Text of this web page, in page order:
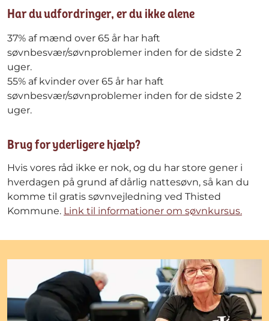
Har du udfordringer, er du ikke alene
37% af mænd over 65 år har haft
søvnbesvær/søvnproblemer inden for de sidste 2
uger.
55% af kvinder over 65 år har haft
søvnbesvær/søvnproblemer inden for de sidste 2
uger.
Brug for yderligere hjælp?
Hvis vores råd ikke er nok, og du har store gener i
hverdagen på grund af dårlig nattesøvn, så kan du
komme til gratis søvnvejledning ved Thisted
Kommune. Link til informationer om søvnkursus.